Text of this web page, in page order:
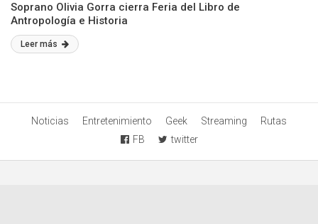
Soprano Olivia Gorra cierra Feria del Libro de
Antropología e Historia
Leer más
Noticias Entretenimiento Geek Streaming
Rutas
FB
twitter